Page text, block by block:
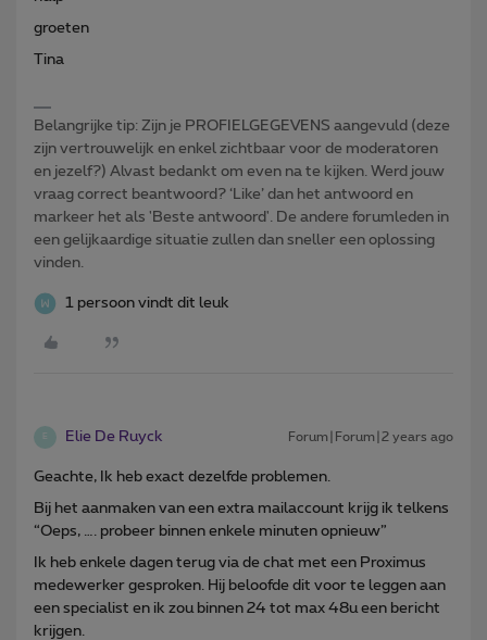
groeten
Tina
Belangrijke tip: Zijn je PROFIELGEGEVENS aangevuld (deze
zijn vertrouwelijk en enkel zichtbaar voor de moderatoren
en jezelf?) Alvast bedankt om even na te kijken. Werd jouw
vraag correct beantwoord? ‘Like’ dan het antwoord en
markeer het als 'Beste antwoord'. De andere forumleden in
een gelijkaardige situatie zullen dan sneller een oplossing
vinden.
1 persoon vindt dit leuk
E Elie De Ruyck Forum|Forum|2 years ago
Geachte, Ik heb exact dezelfde problemen.
Bij het aanmaken van een extra mailaccount krijg ik telkens
“Oeps, …. probeer binnen enkele minuten opnieuw”
Ik heb enkele dagen terug via de chat met een Proximus
medewerker gesproken. Hij beloofde dit voor te leggen aan
een specialist en ik zou binnen 24 tot max 48u een bericht
krijgen.